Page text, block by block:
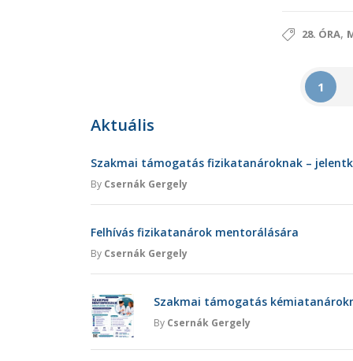
28. ÓRA,
1
Aktuális
Szakmai támogatás fizikatanároknak –
By Csernák Gergely
Felhívás fizikatanárok mentorálására
By Csernák Gergely
Szakmai támogatás
By Csernák Gergely